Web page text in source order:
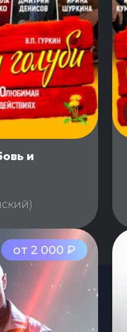
и
от 2 000 ₽